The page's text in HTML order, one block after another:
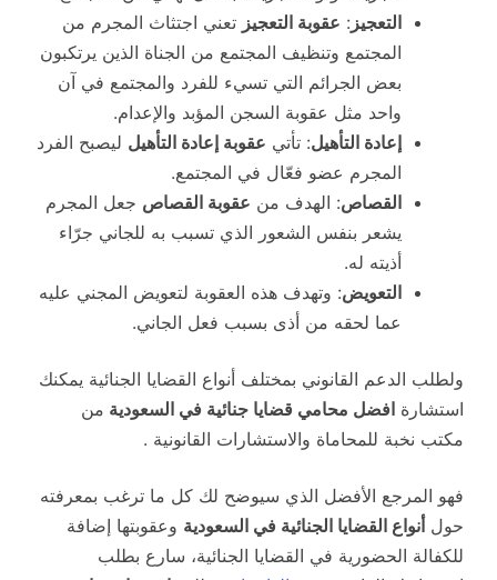
التعجيز : عقوبة التعجيز تعني اجتثاث المجرم من
المجتمع وتنظيف المجتمع من الجناة الذين يرتكبون
بعض الجرائم التي تسيء للفرد والمجتمع في آن
واحد مثل عقوبة السجن المؤبد والإعدام.
إعادة التأهيل: تأتي عقوبة إعادة التأهيل ليصبح الفرد
المجرم عضو فعّال في المجتمع.
القصاص: الهدف من عقوبة القصاص جعل المجرم
يشعر بنفس الشعور الذي تسبب به للجاني جرّاء
أذيته له.
التعويض: وتهدف هذه العقوبة لتعويض المجني عليه
عما لحقه من أذى بسبب فعل الجاني.
ولطلب الدعم القانوني بمختلف أنواع القضايا الجنائية يمكنك
استشارة افضل محامي قضايا جنائية في السعودية من
مكتب نخبة للمحاماة والاستشارات القانونية .
فهو المرجع الأفضل الذي سيوضح لك كل ما ترغب بمعرفته
حولأنواع القضايا الجنائية في السعودية وعقوبتها إضافة
للكفالة الحضورية في القضايا الجنائية، سارع بطلب